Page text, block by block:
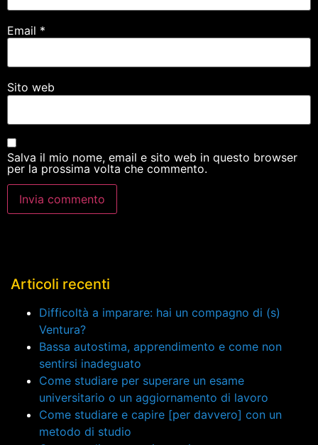
Email *
Sito web
Salva il mio nome, email e sito web in questo browser
per la prossima volta che commento.
Articoli recenti
Difficoltà a imparare: hai un compagno di (s)
Ventura?
Bassa autostima, apprendimento e come non
sentirsi inadeguato
Come studiare per superare un esame
universitario o un aggiornamento di lavoro
Come studiare e capire [per davvero] con un
metodo di studio